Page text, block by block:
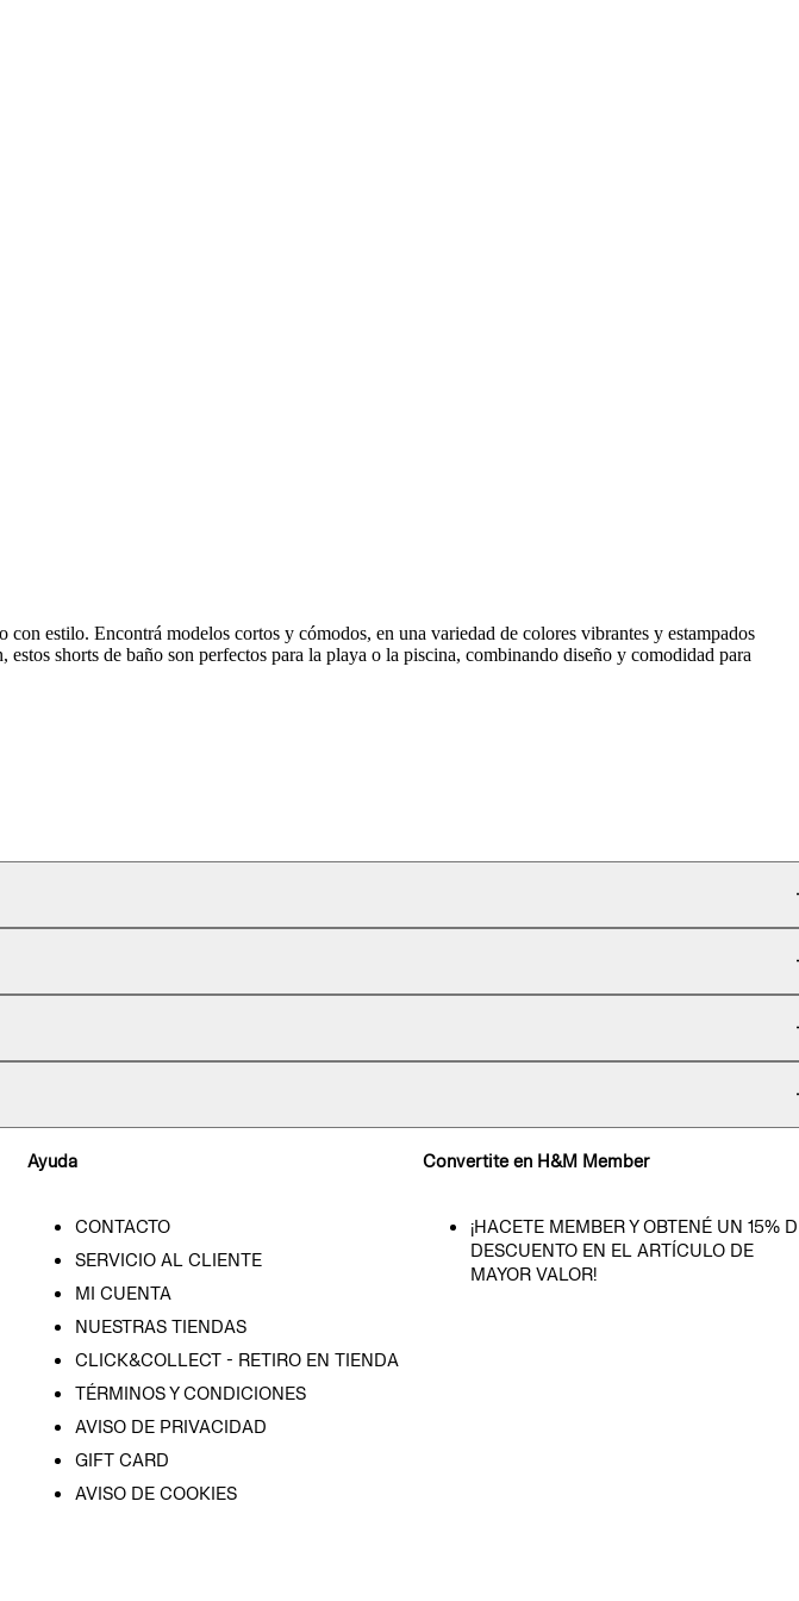
estilo. Encontrá modelos cortos y cómodos, en una variedad de colores vibrantes y estampados
shorts de baño son perfectos para la playa o la piscina, combinando diseño y comodidad para
Ayuda
CONTACTO
SERVICIO AL CLIENTE
MI CUENTA
NUESTRAS TIENDAS
CLICK&COLLECT - RETIRO EN TIENDA
TÉRMINOS Y CONDICIONES
AVISO DE PRIVACIDAD
GIFT CARD
AVISO DE COOKIES
Convertite en H&M Member
¡HACETE MEMBER Y OBTENÉ UN 15%
DESCUENTO EN EL ARTÍCULO DE
MAYOR VALOR!